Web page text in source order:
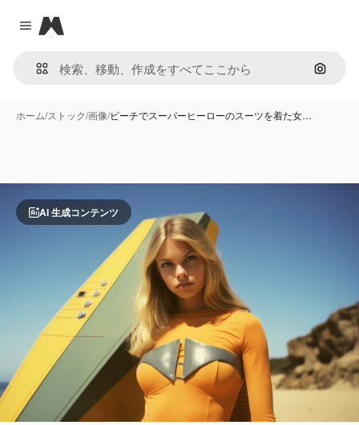
Close menu
Magnific
画像で
ホーム/ストック/画像/ビーチでスーパーヒーローのスーツを着た女…
AI 生成コンテンツ